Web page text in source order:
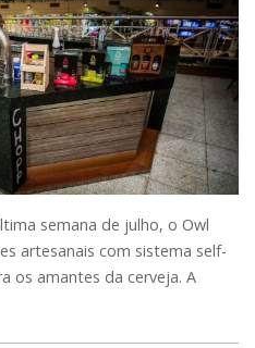
semana de julho, o Owl
artesanais com sistema self-
os amantes da cerveja. A